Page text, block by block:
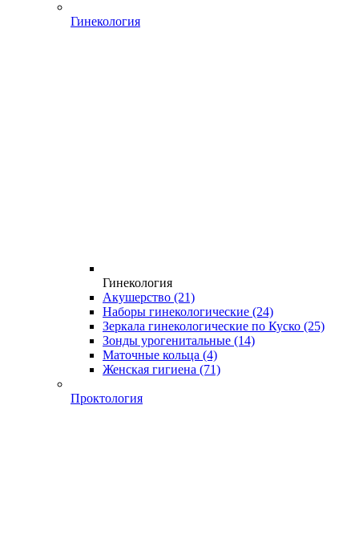
Гинекология
Гинекология
Акушерство (21)
Наборы гинекологические (24)
Зеркала гинекологические по Куско (25)
Зонды урогенитальные (14)
Маточные кольца (4)
Женская гигиена (71)
Проктология